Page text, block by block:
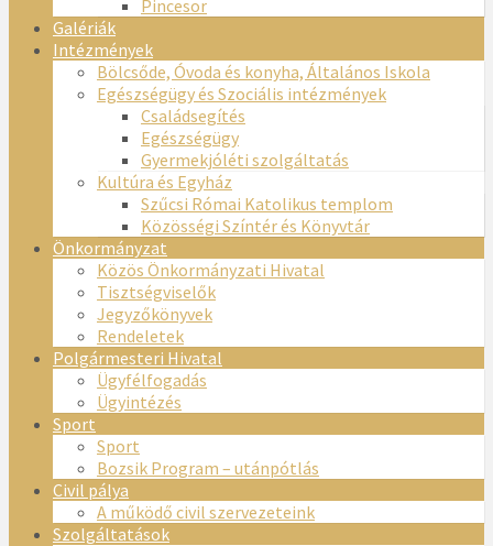
Pincesor
Galériák
Intézmények
Bölcsőde, Óvoda és konyha, Általános Iskola
Egészségügy és Szociális intézmények
Családsegítés
Egészségügy
Gyermekjóléti szolgáltatás
Kultúra és Egyház
Szűcsi Római Katolikus templom
Közösségi Színtér és Könyvtár
Önkormányzat
Közös Önkormányzati Hivatal
Tisztségviselők
Jegyzőkönyvek
Rendeletek
Polgármesteri Hivatal
Ügyfélfogadás
Ügyintézés
Sport
Sport
Bozsik Program – utánpótlás
Civil pálya
A működő civil szervezeteink
Szolgáltatások